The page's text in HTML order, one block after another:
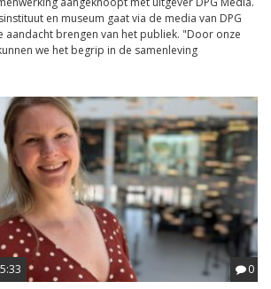
en museum gaat via de media van DPG
brengen van het publiek. "Door onze
we het begrip in de samenleving
0